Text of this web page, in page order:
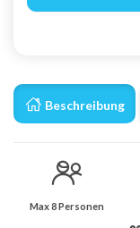
Beschreibung
Max 8 Personen